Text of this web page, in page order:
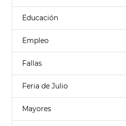
Educación
Empleo
Fallas
Feria de Julio
Mayores